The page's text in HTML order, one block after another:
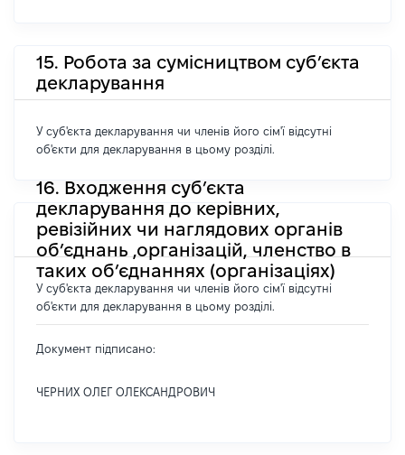
15. Робота за сумісництвом суб’єкта
декларування
У суб'єкта декларування чи членів його сім'ї відсутні
об'єкти для декларування в цьому розділі.
16. Входження суб’єкта
декларування до керівних,
ревізійних чи наглядових органів
об’єднань ,організацій, членство в
таких об’єднаннях (організаціях)
У суб'єкта декларування чи членів його сім'ї відсутні
об'єкти для декларування в цьому розділі.
Документ підписано:
ЧЕРНИХ ОЛЕГ ОЛЕКСАНДРОВИЧ